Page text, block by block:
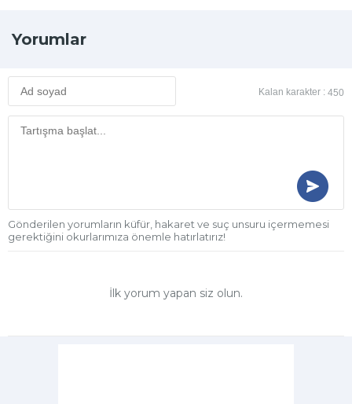
Yorumlar
Kalan karakter : 450
Gönderilen yorumların küfür, hakaret ve suç unsuru içermemesi
gerektiğini okurlarımıza önemle hatırlatırız!
İlk yorum yapan siz olun.